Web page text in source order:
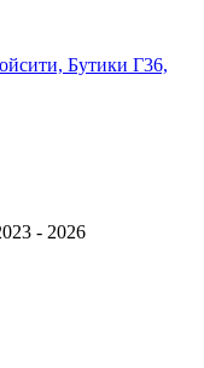
Бутики Г36,
- 2026